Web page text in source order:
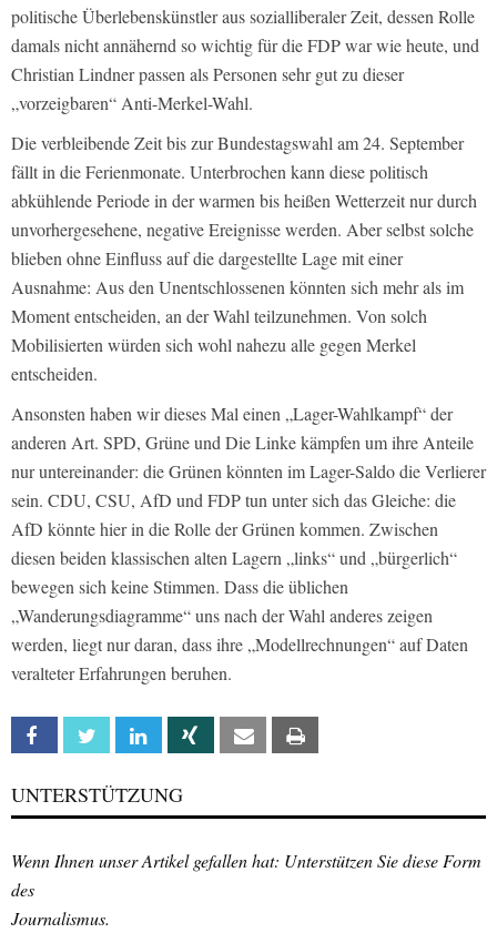
politische Überlebenskünstler aus sozialliberaler Zeit, dessen Rolle
damals nicht annähernd so wichtig für die FDP war wie heute, und
Christian Lindner passen als Personen sehr gut zu dieser
„vorzeigbaren“ Anti-Merkel-Wahl.
Die verbleibende Zeit bis zur Bundestagswahl am 24. September
fällt in die Ferienmonate. Unterbrochen kann diese politisch
abkühlende Periode in der warmen bis heißen Wetterzeit nur durch
unvorhergesehene, negative Ereignisse werden. Aber selbst solche
blieben ohne Einfluss auf die dargestellte Lage mit einer
Ausnahme: Aus den Unentschlossenen könnten sich mehr als im
Moment entscheiden, an der Wahl teilzunehmen. Von solch
Mobilisierten würden sich wohl nahezu alle gegen Merkel
entscheiden.
Ansonsten haben wir dieses Mal einen „Lager-Wahlkampf“ der
anderen Art. SPD, Grüne und Die Linke kämpfen um ihre Anteile
nur untereinander: die Grünen könnten im Lager-Saldo die Verlierer
sein. CDU, CSU, AfD und FDP tun unter sich das Gleiche: die
AfD könnte hier in die Rolle der Grünen kommen. Zwischen
diesen beiden klassischen alten Lagern „links“ und „bürgerlich“
bewegen sich keine Stimmen. Dass die üblichen
„Wanderungsdiagramme“ uns nach der Wahl anderes zeigen
werden, liegt nur daran, dass ihre „Modellrechnungen“ auf Daten
veralteter Erfahrungen beruhen.
Facebook Twitter Linkedin Xing Email
UNTERSTÜTZUNG
Wenn Ihnen unser Artikel gefallen hat: Unterstützen Sie diese Form
des
Journalismus.